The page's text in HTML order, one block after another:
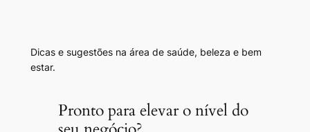
Dicas e sugestões na área de saúde, beleza e bem
estar.
Pronto para elevar o nível do